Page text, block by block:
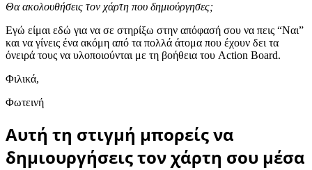
Θα ακολουθήσεις τον χάρτη που δημιούργησες;
Εγώ είμαι εδώ για να σε στηρίξω στην απόφασή σου να πεις “Ναι”
και να γίνεις ένα ακόμη από τα πολλά άτομα που έχουν δει τα
όνειρά τους να υλοποιούνται με τη βοήθεια του Action Board.
Φιλικά,
Φωτεινή
Αυτή τη στιγμή μπορείς να
δημιουργήσεις τον χάρτη σου μέσα